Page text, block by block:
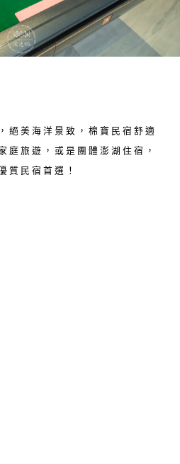
絕美海洋景致，棉寶民宿舒適
庭旅遊，或是團體澎湖住宿，
質民宿首選！